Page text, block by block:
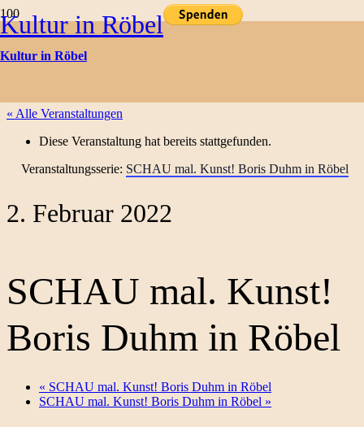
Kultur in Röbel
Kultur in Röbel
Kulturtermine
« Alle Veranstaltungen
Diese Veranstaltung hat bereits stattgefunden.
Veranstaltungsserie: SCHAU mal. Kunst! Boris Duhm in Röbel
2. Februar 2022
SCHAU mal. Kunst!
Boris Duhm in Röbel
« SCHAU mal. Kunst! Boris Duhm in Röbel
SCHAU mal. Kunst! Boris Duhm in Röbel »